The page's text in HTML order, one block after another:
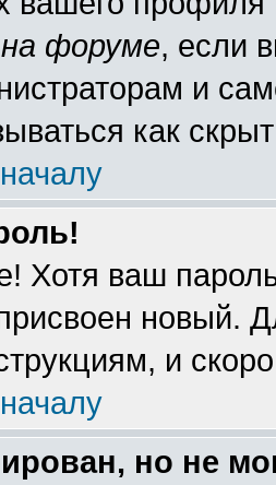
форуме, если
и
как
Хотя ваш
новый.
и
но не